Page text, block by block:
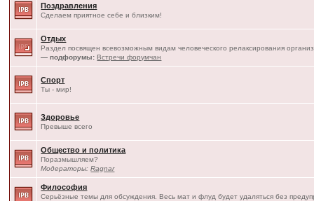
Поздравления
Сделаем приятное себе и близким!
Отдых
Раздел посвящен всевозможным видам человеческого релаксирования
— подфорумы: Встречи форумчан
Спорт
Ты - мир!
Здоровье
Превыше всего
Общество и политика
Поразмышляем?
Модераторы:Ragnar
Философия
Серьёзные темы для обсуждения. Весь мат и флуд будет удаляться без